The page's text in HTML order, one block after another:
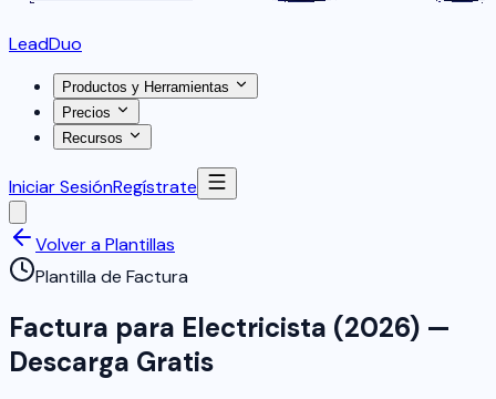
LeadDuo
Productos y Herramientas
Precios
Recursos
Iniciar SesiónRegístrate
Volver a Plantillas
Plantilla de Factura
Factura para Electricista (2026) —
Descarga Gratis